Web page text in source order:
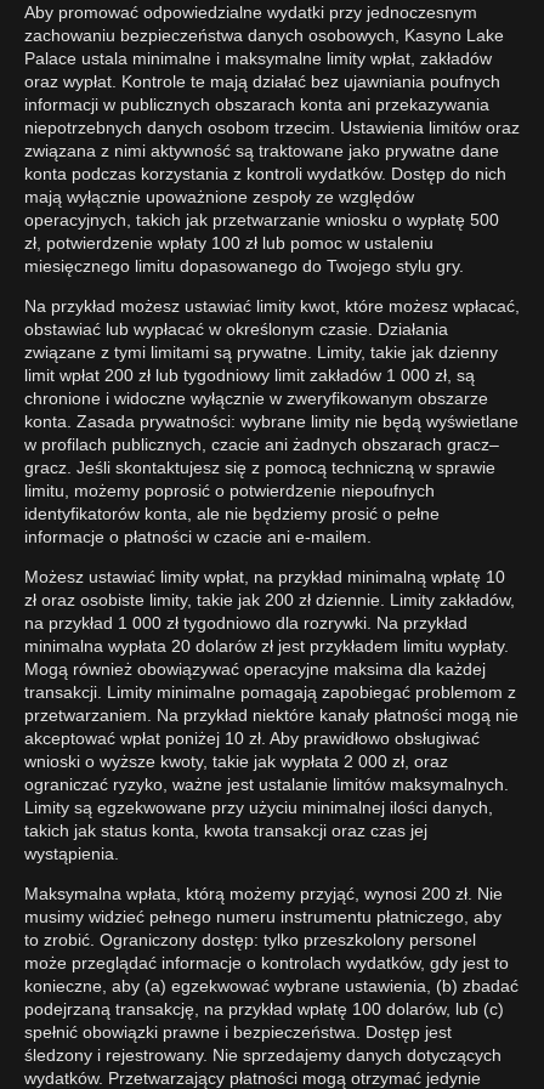
Aby promować odpowiedzialne wydatki przy jednoczesnym
zachowaniu bezpieczeństwa danych osobowych, Kasyno Lake
Palace ustala minimalne i maksymalne limity wpłat, zakładów
oraz wypłat. Kontrole te mają działać bez ujawniania poufnych
informacji w publicznych obszarach konta ani przekazywania
niepotrzebnych danych osobom trzecim. Ustawienia limitów oraz
związana z nimi aktywność są traktowane jako prywatne dane
konta podczas korzystania z kontroli wydatków. Dostęp do nich
mają wyłącznie upoważnione zespoły ze względów
operacyjnych, takich jak przetwarzanie wniosku o wypłatę 500
zł, potwierdzenie wpłaty 100 zł lub pomoc w ustaleniu
miesięcznego limitu dopasowanego do Twojego stylu gry.
Na przykład możesz ustawiać limity kwot, które możesz wpłacać,
obstawiać lub wypłacać w określonym czasie. Działania
związane z tymi limitami są prywatne. Limity, takie jak dzienny
limit wpłat 200 zł lub tygodniowy limit zakładów 1 000 zł, są
chronione i widoczne wyłącznie w zweryfikowanym obszarze
konta. Zasada prywatności: wybrane limity nie będą wyświetlane
w profilach publicznych, czacie ani żadnych obszarach gracz–
gracz. Jeśli skontaktujesz się z pomocą techniczną w sprawie
limitu, możemy poprosić o potwierdzenie niepoufnych
identyfikatorów konta, ale nie będziemy prosić o pełne
informacje o płatności w czacie ani e-mailem.
Możesz ustawiać limity wpłat, na przykład minimalną wpłatę 10
zł oraz osobiste limity, takie jak 200 zł dziennie. Limity zakładów,
na przykład 1 000 zł tygodniowo dla rozrywki. Na przykład
minimalna wypłata 20 dolarów zł jest przykładem limitu wypłaty.
Mogą również obowiązywać operacyjne maksima dla każdej
transakcji. Limity minimalne pomagają zapobiegać problemom z
przetwarzaniem. Na przykład niektóre kanały płatności mogą nie
akceptować wpłat poniżej 10 zł. Aby prawidłowo obsługiwać
wnioski o wyższe kwoty, takie jak wypłata 2 000 zł, oraz
ograniczać ryzyko, ważne jest ustalanie limitów maksymalnych.
Limity są egzekwowane przy użyciu minimalnej ilości danych,
takich jak status konta, kwota transakcji oraz czas jej
wystąpienia.
Maksymalna wpłata, którą możemy przyjąć, wynosi 200 zł. Nie
musimy widzieć pełnego numeru instrumentu płatniczego, aby
to zrobić. Ograniczony dostęp: tylko przeszkolony personel
może przeglądać informacje o kontrolach wydatków, gdy jest to
konieczne, aby (a) egzekwować wybrane ustawienia, (b) zbadać
podejrzaną transakcję, na przykład wpłatę 100 dolarów, lub (c)
spełnić obowiązki prawne i bezpieczeństwa. Dostęp jest
śledzony i rejestrowany. Nie sprzedajemy danych dotyczących
wydatków. Przetwarzający płatności mogą otrzymać jedynie